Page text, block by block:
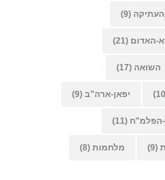
(9)
האדום (21)
השואה (17)
יפאן-ארה"ב (9)
הפלמ"ח (11)
(9) מלחמות (8)